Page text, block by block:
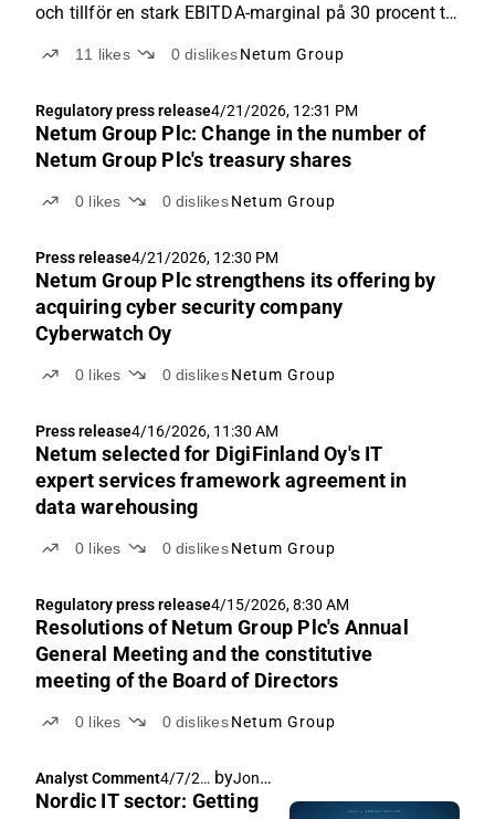
och tillför en stark EBITDA-marginal på 30 procent till
11 likes 0dislikesNetum Group
Regulatory press release4/21/2026, 12:31 PM
Netum Group Plc: Change in the number of
Netum Group Plc's treasury shares
0 likes 0 dislikes Netum Group
Press release4/21/2026, 12:30 PM
Netum Group Plc strengthens its offering by
acquiring cyber security company
Cyberwatch Oy
0 likes 0 dislikes Netum Group
Press release4/16/2026, 11:30 AM
Netum selected for DigiFinland Oy's IT
expert services framework agreement in
data warehousing
0 likes 0 dislikes Netum Group
Regulatory press release4/15/2026, 8:30 AM
Resolutions of Netum Group Plc's Annual
General Meeting and the constitutive
meeting of the Board of Directors
0 likes 0 dislikes Netum Group
Analyst Comment4/7/20
26,
by Joni Grönqvist
Nordic IT sector: Getting